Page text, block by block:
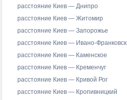
расстояние Киев — Днипро
расстояние Киев — Житомир
расстояние Киев — Запорожье
расстояние Киев — Ивано-Франковск
расстояние Киев — Каменское
расстояние Киев — Кременчуг
расстояние Киев — Кривой Рог
расстояние Киев — Кропивницкий